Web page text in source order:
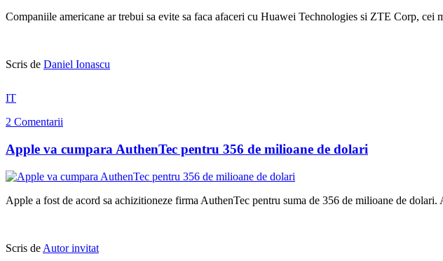
Companiile americane ar trebui sa evite sa faca afaceri cu Huawei Technologies si ZTE Corp, cei
Scris de Daniel Ionascu
IT
2 Comentarii
Apple va cumpara AuthenTec pentru 356 de milioane de dolari
Apple a fost de acord sa achizitioneze firma AuthenTec pentru suma de 356 de milioane de
Scris de Autor invitat